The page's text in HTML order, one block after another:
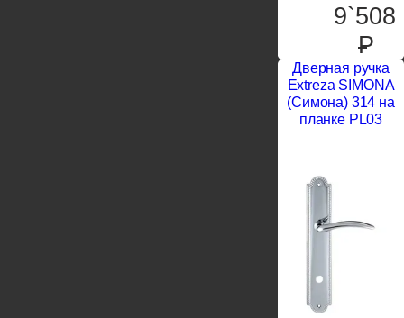
9`508
P
Дверная ручка
Extreza SIMONA
(Симона) 314 на
планке PL03